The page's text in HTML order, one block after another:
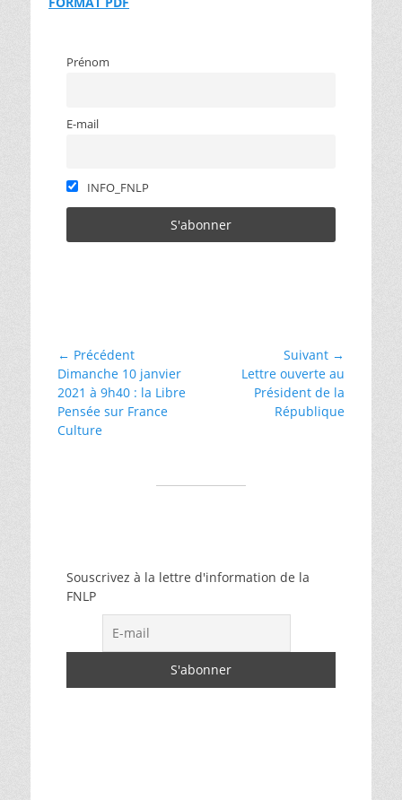
Prénom
E-mail
INFO_FNLP
libertés
laïcité
Navigation
de
l’article
← Précédent
Article
précédent :
Dimanche 10 janvier
2021 à 9h40 : la Libre
Pensée sur France
Culture
Suivant →
Lettre ouverte au
Président de la
République
Souscrivez à la lettre d'information de la
FNLP